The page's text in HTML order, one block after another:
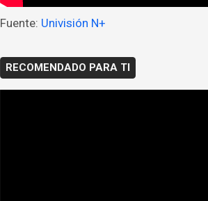
Fuente: Univisión N+
RECOMENDADO PARA TI